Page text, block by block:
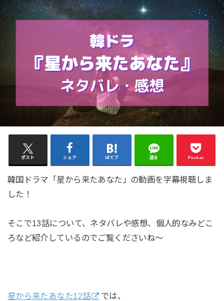
ポスト シェア はてブ 送る Pocket
韓国ドラマ「星から来たあなた」の動画を字幕視聴しま
した！
そこで13話について、ネタバレや感想、個人的なみどこ
ろなど紹介しているのでご覧くださいね～
星から来たあなた12話 では、